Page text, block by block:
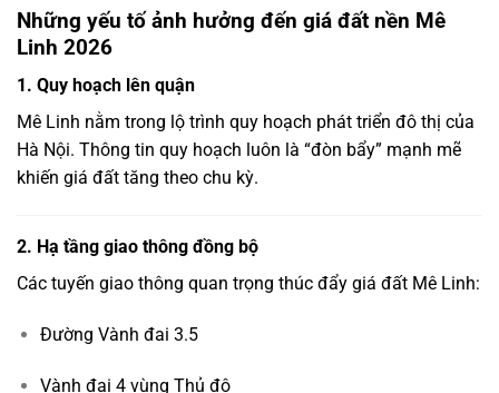
Những yếu tố ảnh hưởng đến giá đất nền Mê
Linh 2026
1. Quy hoạch lên quận
Mê Linh nằm trong lộ trình quy hoạch phát triển đô thị của
Hà Nội. Thông tin quy hoạch luôn là “đòn bẩy” mạnh mẽ
khiến giá đất tăng theo chu kỳ.
2. Hạ tầng giao thông đồng bộ
Các tuyến giao thông quan trọng thúc đẩy giá đất Mê Linh:
Đường Vành đai 3.5
Vành đai 4 vùng Thủ đô